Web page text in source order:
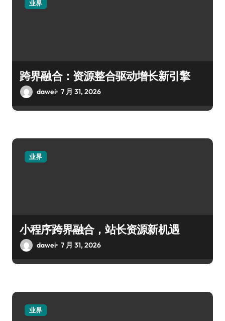
业界
跨界融合：资源整合驱动增长新引擎
dawei 7 月 31, 2026
业界
小程序跨界融合，站长资源新机遇
dawei 7 月 31, 2026
业界